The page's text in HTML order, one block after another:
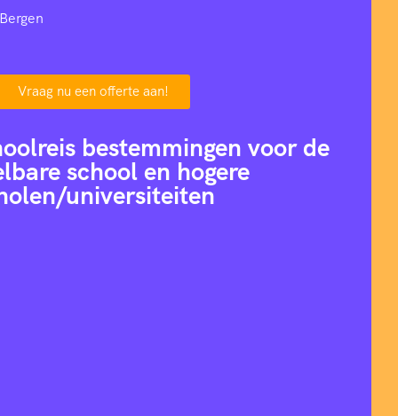
Vraag nu een offerte aan!
bestemmingen voor de
school en hogere
universiteiten